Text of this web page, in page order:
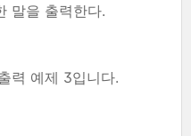
말을 출력한다.
력 예제 3입니다.